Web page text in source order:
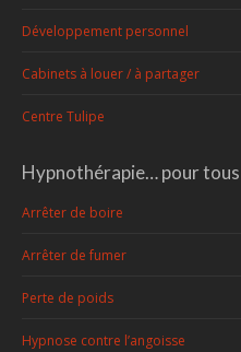
Développement personnel
Cabinets à louer / à partager
Centre Tulipe
Hypnothérapie… pour tous
Arrêter de boire
Arrêter de fumer
Perte de poids
Hypnose contre l’angoisse